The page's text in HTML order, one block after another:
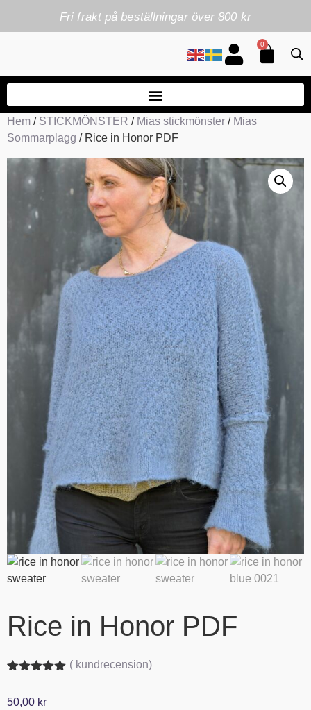
Fri frakt på beställningar över 800 kr
0
Hem / STICKMÖNSTER / Mias stickmönster / Mias
Sommarplagg / Rice in Honor PDF
Rice in Honor PDF
baserat på
( kundrecension)
50,00 kr